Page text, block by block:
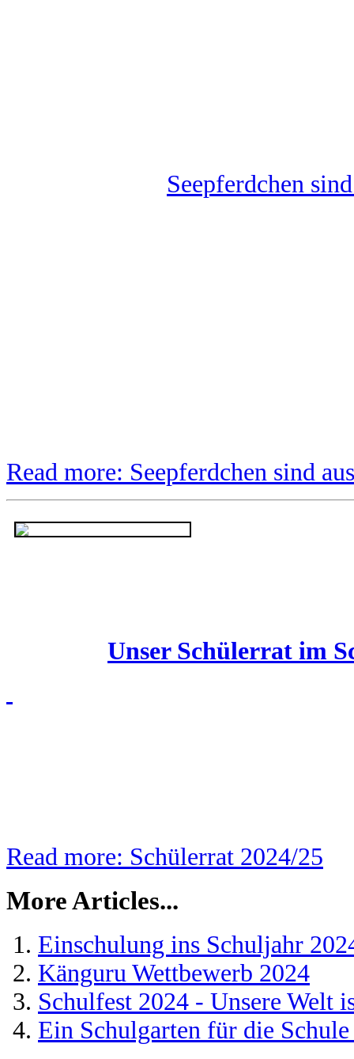
Seepferdchen
Read more: Seepferdchen sind
Unser Schülerrat im
Read more: Schülerrat 2024/25
More Articles...
Einschulung ins Schuljahr
Känguru Wettbewerb 2024
Schulfest 2024 - Unsere Welt
Ein Schulgarten für die